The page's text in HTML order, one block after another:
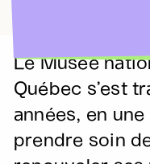
Le Musée
Québec s’est
années, en
prendre soin